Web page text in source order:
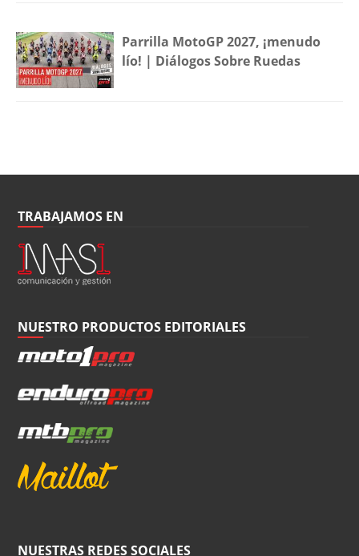
Parrilla MotoGP 2027, ¡menudo
lío! | Diálogos Sobre Ruedas
TRABAJAMOS EN
NUESTRO PRODUCTOS EDITORIALES
NUESTRAS REDES SOCIALES